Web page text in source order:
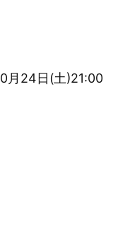
月24日(土)21:00